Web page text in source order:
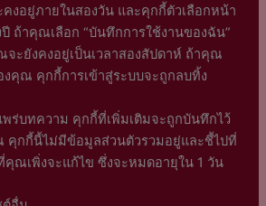
คงอยู่ภายในสองวัน และคุกกี้ตัวเลือกหน้า
ถ้าคุณเลือก “บันทึกการใช้งานของฉัน”
จะยังคงอยู่เป็นเวลาสองสัปดาห์ ถ้าคุณ
คุณ คุกกี้การเข้าสู่ระบบจะถูกลบทิ้ง
ร่บทความ คุกกี้ที่เพิ่มเติมจะถูกบันทึกไว้
คุกกี้นี้ไม่มีข้อมูลส่วนตัวรวมอยู่และชี้ไปที่
คุณเพิ่งจะแก้ไข ซึ่งจะหมดอายุใน 1 วัน